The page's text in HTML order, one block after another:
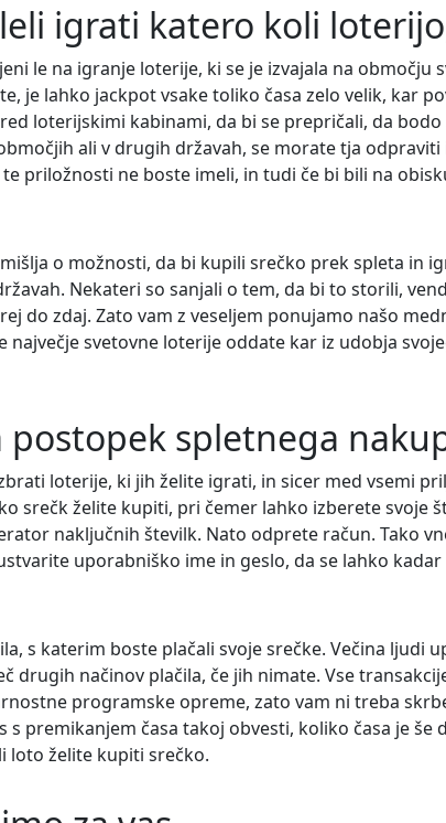
igrati katero koli
le na igranje loterije, ki se je izvajala na območju
je lahko jackpot vsake toliko časa zelo velik, kar
loterijskimi kabinami, da bi se prepričali, da bodo
ali v drugih državah, se morate tja odpraviti
priložnosti ne boste imeli, in tudi če bi bili na
o možnosti, da bi kupili srečko prek spleta in
Nekateri so sanjali o tem, da bi to storili,
do zdaj. Zato vam z veseljem ponujamo našo
največje svetovne loterije oddate kar iz udobja
postopek spletnega
loterije, ki jih želite igrati, in sicer med vsemi
srečk želite kupiti, pri čemer lahko izberete svoje
naključnih številk. Nato odprete račun. Tako
uporabniško ime in geslo, da se lahko
s katerim boste plačali svoje srečke. Večina ljudi
drugih načinov plačila, če jih nimate. Vse
programske opreme, zato vam ni treba
s premikanjem časa takoj obvesti, koliko časa je še
loto želite kupiti srečko.